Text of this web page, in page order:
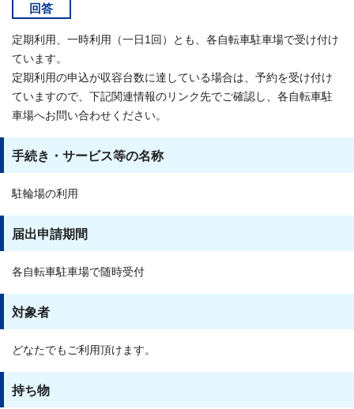
回答
定期利用、一時利用（一日1回）とも、各自転車駐車場で受け付け
ています。
定期利用の申込が収容台数に達している場合は、予約を受け付け
ていますので、下記関連情報のリンク先でご確認し、各自転車駐
車場へお問い合わせください。
手続き・サービス等の名称
駐輪場の利用
届出申請期間
各自転車駐車場で随時受付
対象者
どなたでもご利用頂けます。
持ち物